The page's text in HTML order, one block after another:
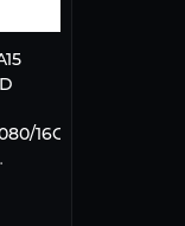
16Gb/1Tb